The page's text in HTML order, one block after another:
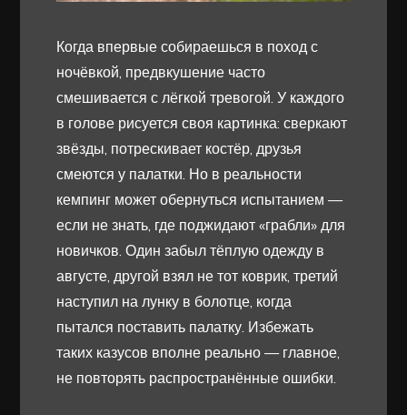
Когда впервые собираешься в поход с
ночёвкой, предвкушение часто
смешивается с лёгкой тревогой. У каждого
в голове рисуется своя картинка: сверкают
звёзды, потрескивает костёр, друзья
смеются у палатки. Но в реальности
кемпинг может обернуться испытанием —
если не знать, где поджидают «грабли» для
новичков. Один забыл тёплую одежду в
августе, другой взял не тот коврик, третий
наступил на лунку в болотце, когда
пытался поставить палатку. Избежать
таких казусов вполне реально — главное,
не повторять распространённые ошибки.